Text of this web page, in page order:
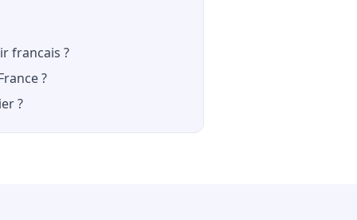
francais ?
?
?